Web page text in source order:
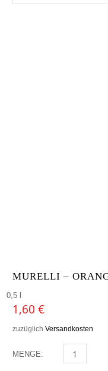
MURELLI –
0,5 l
1,60 €
zuzüglich Versandkosten
MENGE: MURELLI -